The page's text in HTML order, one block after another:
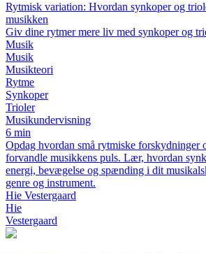
Rytmisk variation: Hvordan synkoper og
musikken
Giv dine rytmer mere liv med synkoper og
Musik
Musik
Musikteori
Rytme
Synkoper
Trioler
Musikundervisning
6 min
Opdag hvordan små rytmiske forskydninger
forvandle musikkens puls. Lær, hvordan
energi, bevægelse og spænding i dit
genre og instrument.
Hie Vestergaard
Hie
Vestergaard